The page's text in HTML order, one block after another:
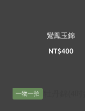
鸞鳳玉錦
NT$400
一物一拍